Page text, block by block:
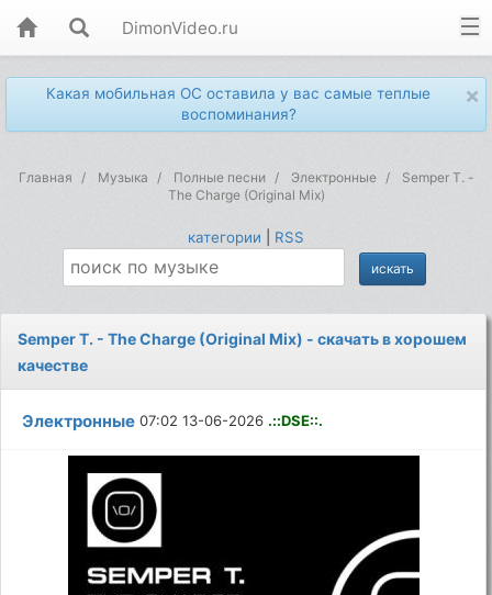
DimonVideo.ru
×
Какая мобильная ОС оставила у вас самые теплые
воспоминания?
Главная Музыка Полные песни Электронные
Semper T. -
The Charge (Original Mix)
категории RSS
Semper T. - The Charge (Original Mix) - скачать в хорошем
качестве
Электронные 07:02 13-06-2026 .::DSE::.